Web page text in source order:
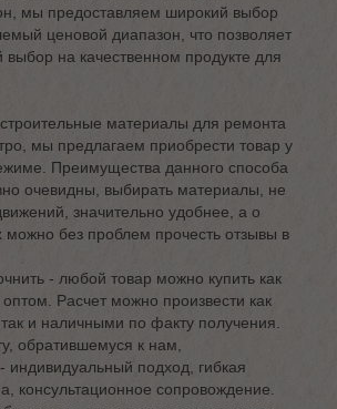
мы предоставляем широкий выбор
ценовой диапазон, что позволяет
выбор на качественном продукте для
материалы для ремонта
мы предлагаем приобрести товар у
Преимущества данного способа
очевидны, выбирать материалы, не
значительно удобнее, а о
можно без проблем прочесть отзывы в
- любой товар можно купить как
оптом. Расчет можно произвести как
и наличными по факту получения.
обратившемуся к нам,
индивидуальный подход, гибкая
консультационное сопровождение.